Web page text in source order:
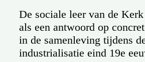
De sociale leer van de
als een antwoord op
in de samenleving tijdens
industrialisatie eind 19e